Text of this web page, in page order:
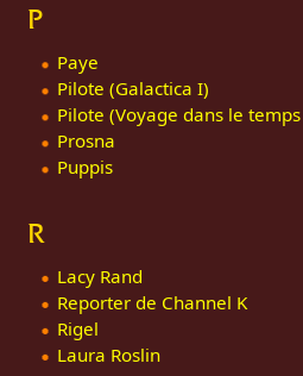
P
Paye
Pilote (Galactica I)
Pilote (Voyage dans le
Prosna
Puppis
R
Lacy Rand
Reporter de Channel K
Rigel
Laura Roslin